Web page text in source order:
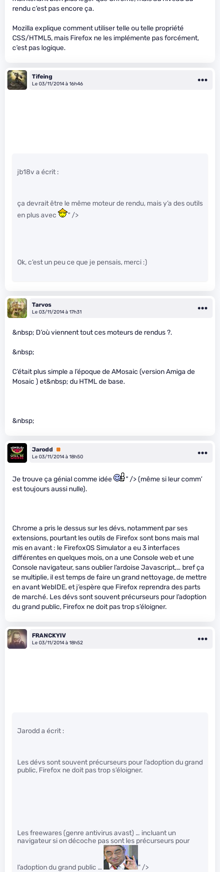
rendu c’est pas encore ça.
Mozilla explique comment utiliser telle ou telle propriété
CSS/HTML5, mais Firefox ne les implémente pas forcément,
c’est pas logique.
Tifeing
Le 03/11/2014 à 16h46
jb18v a écrit :
ça devrait être le même moteur de rendu, mais y’a des outils
en plus avec
" />
Ok, c’est un peu ce que je pensais, merci :)
Tarvos
Le 03/11/2014 à 17h31
&nbsp; D’où viennent tout ces moteurs de rendus ?.
&nbsp;
C’était plus simple a l’époque de AMosaic (version Amiga de
Mosaic ) et&nbsp; du HTML de base.
&nbsp;
Jarodd
Premium
Le 03/11/2014 à 18h50
Je trouve ça génial comme idée
" /> (même si leur comm’
est toujours aussi nulle).
Chrome a pris le dessus sur les dévs, notamment par ses
extensions, pourtant les outils de Firefox sont bons mais mal
mis en avant : le FirefoxOS Simulator a eu 3 interfaces
différentes en quelques mois, on a une Console web et une
Console navigateur, sans oublier l’ardoise Javascript,… bref ça
se multiplie, il est temps de faire un grand nettoyage, de mettre
en avant WebIDE, et j’espère que Firefox reprendra des parts
de marché. Les dévs sont souvent précurseurs pour l’adoption
du grand public, Firefox ne doit pas trop s’éloigner.
FRANCKYIV
Le 03/11/2014 à 18h52
Jarodd a écrit :
Les dévs sont souvent précurseurs pour l’adoption du grand
public, Firefox ne doit pas trop s’éloigner.
Les freewares (genre antivirus avast) … incluant un
navigateur si on décoche pas sont les précurseurs pour
l’adoption du grand public … " />